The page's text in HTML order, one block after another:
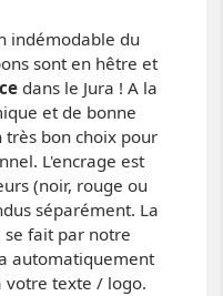
indémodable du
sont en hêtre et
dans le Jura ! A la
et de bonne
bon choix pour
L'encrage est
(noir, rouge ou
séparément. La
fait par notre
automatiquement
votre texte / logo.